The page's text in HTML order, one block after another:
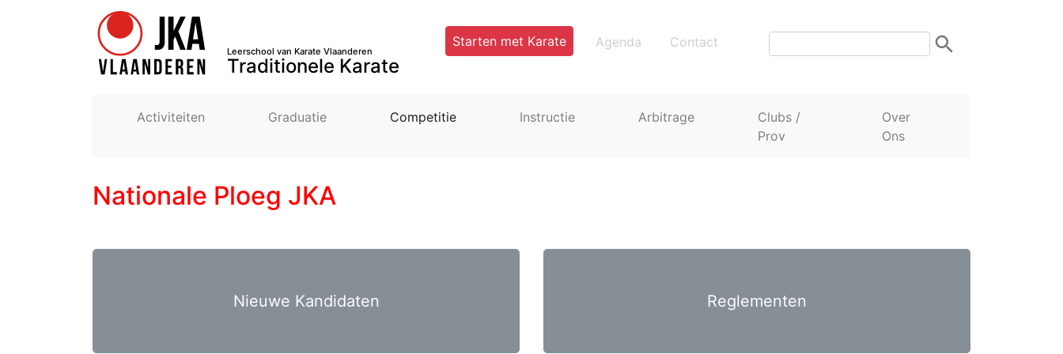
Leerschool van Karate Vlaanderen
Traditionele Karate
Starten met Karate Agenda Contact
Activiteiten Graduatie Competitie Instructie Arbitrage
Clubs /
Prov
Over
Ons
Nationale Ploeg JKA
Nieuwe Kandidaten Reglementen